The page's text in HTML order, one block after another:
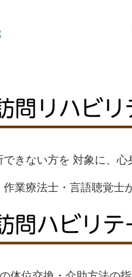
できない方を 対象に、
業療法士・言語聴覚士